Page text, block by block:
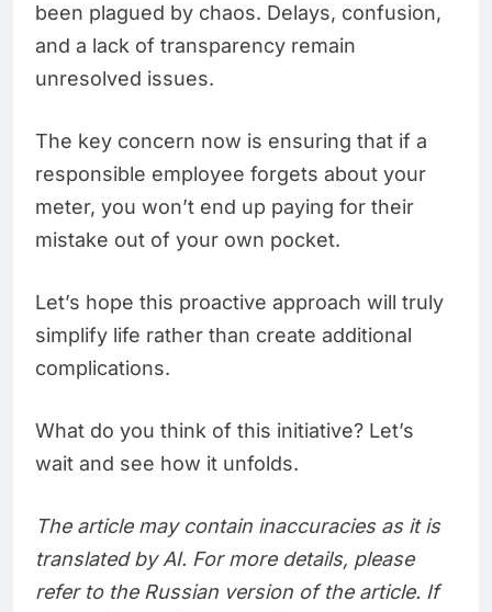
been plagued by chaos. Delays, confusion,
and a lack of transparency remain
unresolved issues.
The key concern now is ensuring that if a
responsible employee forgets about your
meter, you won’t end up paying for their
mistake out of your own pocket.
Let’s hope this proactive approach will truly
simplify life rather than create additional
complications.
What do you think of this initiative? Let’s
wait and see how it unfolds.
The article may contain inaccuracies as it is
translated by AI. For more details, please
refer to the Russian version of the article. If